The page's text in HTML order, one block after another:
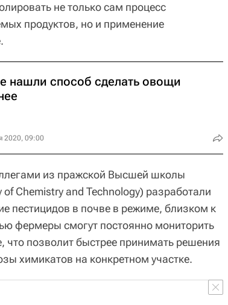
не только сам процесс
продуктов, но и применение
нашли способ сделать овощи
2020, 09:00
из пражской Высшей школы
Chemistry and Technology) разработали
пестицидов в почве в режиме, близком к
фермеры смогут постоянно мониторить
что позволит быстрее принимать решения
химикатов на конкретном участке.